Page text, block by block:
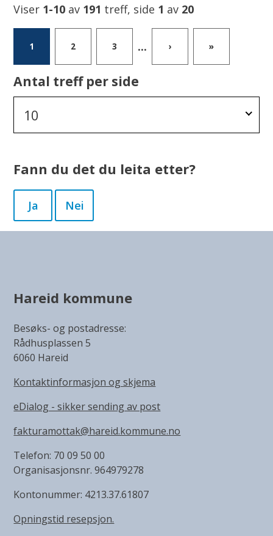
Viser 1-10 av 191 treff, side 1 av 20
1 2 3 ... › »
Antal treff per side
10
Fann du det du leita etter?
Ja Nei
Hareid kommune
Besøks- og postadresse:
Rådhusplassen 5
6060 Hareid
Kontaktinformasjon og skjema
eDialog - sikker sending av post
fakturamottak@hareid.kommune.no
Telefon: 70 09 50 00
Organisasjonsnr. 964979278
Kontonummer: 4213.37.61807
Opningstid resepsjon.